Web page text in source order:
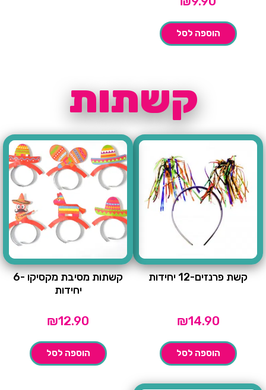
הוספה לסל
קשתות
קשת פרנזים-12 יחידות
₪14.90
הוספה לסל
קשתות מסיבת מקסיקו -6
יחידות
₪12.90
הוספה לסל